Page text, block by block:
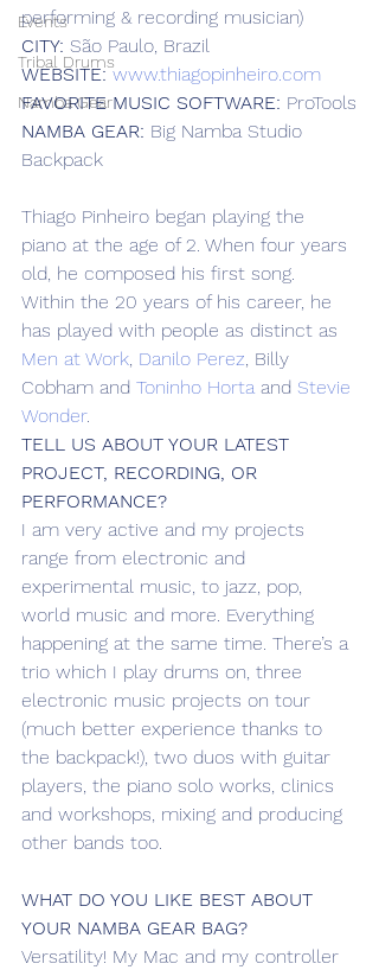
Events
Tribal Drums
Namba Gear
performing & recording musician)
CITY: São Paulo, Brazil
WEBSITE: www.thiagopinheiro.com
FAVORITE MUSIC SOFTWARE: ProTools
NAMBA GEAR: Big Namba Studio
Backpack
Thiago Pinheiro began playing the
piano at the age of 2. When four years
old, he composed his first song.
Within the 20 years of his career, he
has played with people as distinct as
Men at Work, Danilo Perez, Billy
Cobham and Toninho Horta and Stevie
Wonder.
TELL US ABOUT YOUR LATEST
PROJECT, RECORDING, OR
PERFORMANCE?
I am very active and my projects
range from electronic and
experimental music, to jazz, pop,
world music and more. Everything
happening at the same time. There’s a
trio which I play drums on, three
electronic music projects on tour
(much better experience thanks to
the backpack!), two duos with guitar
players, the piano solo works, clinics
and workshops, mixing and producing
other bands too.
WHAT DO YOU LIKE BEST ABOUT
YOUR NAMBA GEAR BAG?
Versatility! My Mac and my controller